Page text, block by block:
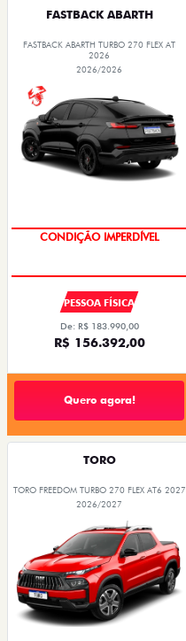
FASTBACK ABARTH
FASTBACK ABARTH TURBO 270 FLEX AT
2026
2026/2026
CONDIÇÃO IMPERDÍVEL
PESSOA FÍSICA
De: R$ 183.990,00
R$ 156.392,00
Quero agora!
TORO
TORO FREEDOM TURBO 270 FLEX AT6 2027
2026/2027